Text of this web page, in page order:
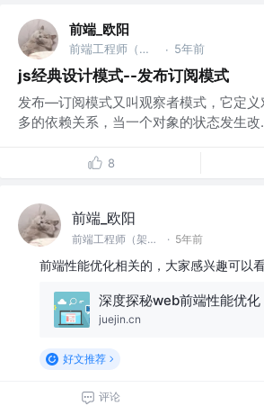
前端_欧阳
前端工程师（架构，底层，优化方向） · 5年前
js经典设计模式--发布订阅模式
发布—订阅模式又叫观察者模式，它定义
多的依赖关系，当一个对象的状态发生改
8
前端_欧阳
前端工程师（架构，底层，优化方向） · 5年前
前端性能优化相关的，大家感兴趣可以
深度探秘web前端性能优化
juejin.cn
好文推荐
评论